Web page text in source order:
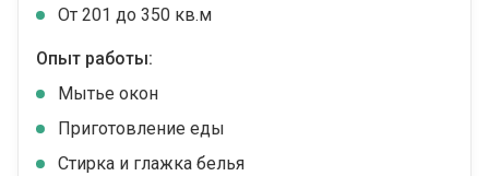
От 201 до 350 кв.м
Опыт работы:
Мытье окон
Приготовление еды
Стирка и глажка белья